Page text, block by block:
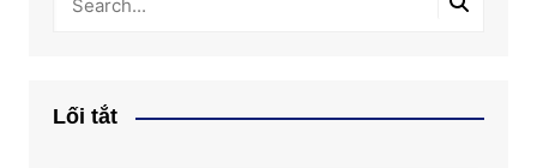
Lối tắt